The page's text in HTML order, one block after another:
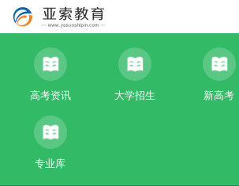
高考资讯 大学招生 新高考
专业库